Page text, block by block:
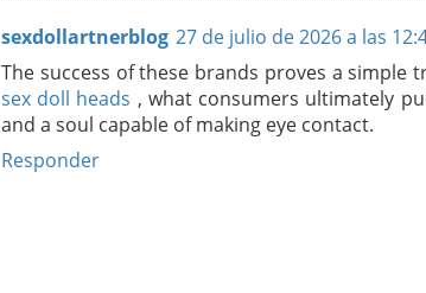
sexdollartnerblog 27 de julio de 2026 a las
The success of these brands proves a
sex doll heads , what consumers ultimately
and a soul capable of making eye contact.
Responder